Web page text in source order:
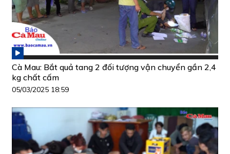
Cà Mau: Bắt quả tang 2 đối tượng vận chuyển gần 2,4
kg chất cấm
05/03/2025 18:59